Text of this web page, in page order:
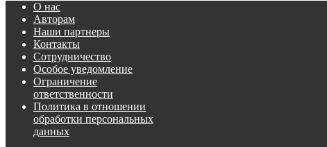
О нас
Авторам
Наши партнеры
Контакты
Сотрудничество
Особое уведомление
Ограничение
ответственности
Политика в отношении
обработки персональных
данных